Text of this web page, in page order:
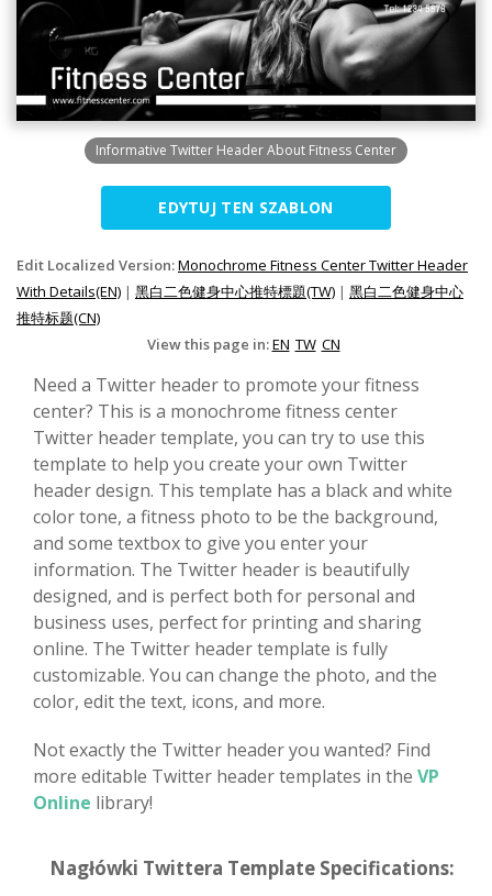
Informative Twitter Header About Fitness Center
EDYTUJ TEN SZABLON
Edit Localized Version:Monochrome Fitness Center Twitter Header
With Details(EN) | 黑白二色健身中心推特標題(TW) | 黑白二色健身中心
推特标题(CN)
View this page in:EN TW CN
Need a Twitter header to promote your fitness
center? This is a monochrome fitness center
Twitter header template, you can try to use this
template to help you create your own Twitter
header design. This template has a black and white
color tone, a fitness photo to be the background,
and some textbox to give you enter your
information. The Twitter header is beautifully
designed, and is perfect both for personal and
business uses, perfect for printing and sharing
online. The Twitter header template is fully
customizable. You can change the photo, and the
color, edit the text, icons, and more.
Not exactly the Twitter header you wanted? Find
more editable Twitter header templates in the VP
Online library!
Nagłówki Twittera Template Specifications: